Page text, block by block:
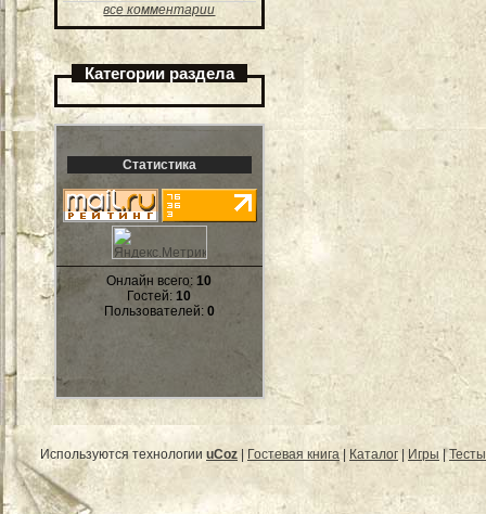
все комментарии
Категории раздела
Статистика
Онлайн всего: 10
Гостей:10
Пользователей: 0
Используются технологии uCoz | Гостевая книга | Каталог | Игры |Тесты